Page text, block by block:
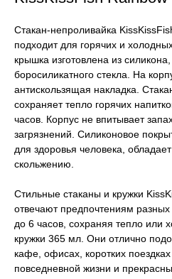
Стакан-непроливайка
подходит для горячих и
крышка изготовлена из
боросиликатного стекла. На
антискользящая накладка.
сохраняет тепло горячих
часов. Корпус не впитывает
загрязнений. Силиконовое
для здоровья человека,
скольжению.
Стильные стаканы и кружки
отвечают предпочтениям
до 6 часов, сохраняя тепло или
кружки 365 мл. Они отлично
кафе, офисах, коротких
повседневной жизни и